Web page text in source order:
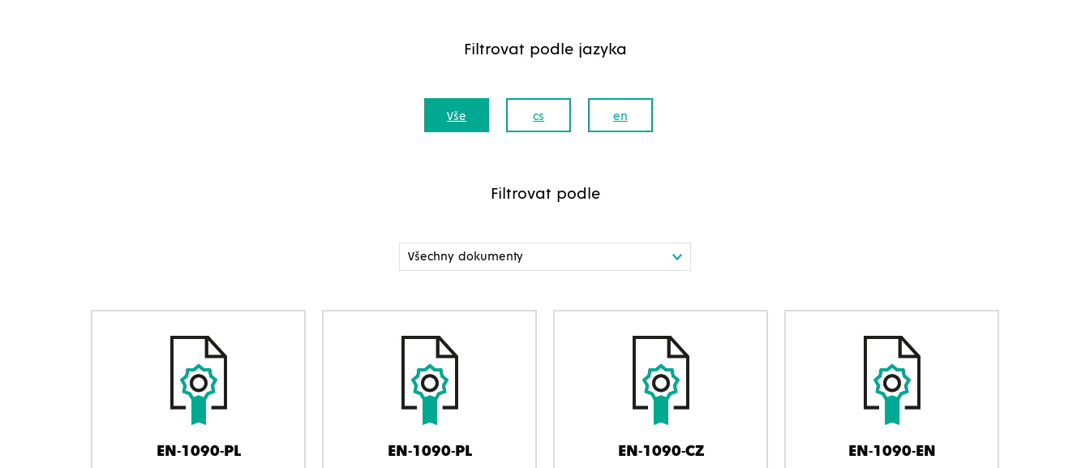
Filtrovat podle jazyka
Vše cs en
Filtrovat podle
EN-1090-PL EN-1090-PL EN-1090-CZ EN-1090-EN